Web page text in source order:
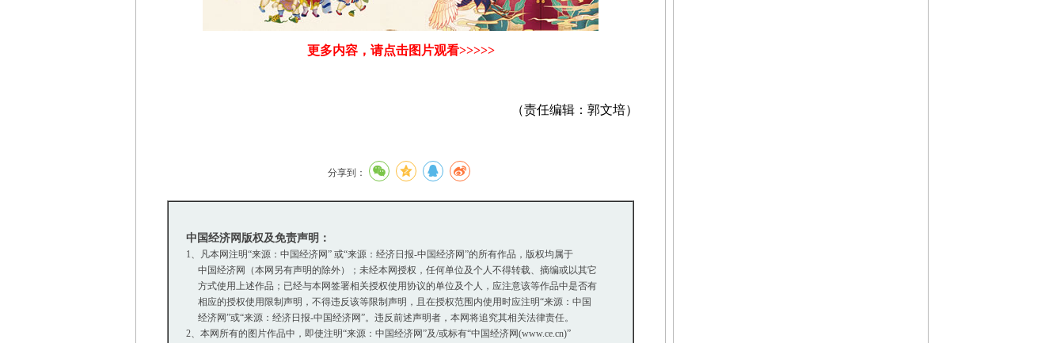
更多内容，请点击图片观看>>>>>
（责任编辑：郭文培）
分享到：
中国经济网版权及免责声明：
1、凡本网注明“来源：中国经济网” 或“来源：经济日报-中国经济网”的所有作品，版权均属于
中国经济网（本网另有声明的除外）；未经本网授权，任何单位及个人不得转载、摘编或以其它
方式使用上述作品；已经与本网签署相关授权使用协议的单位及个人，应注意该等作品中是否有
相应的授权使用限制声明，不得违反该等限制声明，且在授权范围内使用时应注明“来源：中国
经济网”或“来源：经济日报-中国经济网”。违反前述声明者，本网将追究其相关法律责任。
2、本网所有的图片作品中，即使注明“来源：中国经济网”及/或标有“中国经济网(www.ce.cn)”